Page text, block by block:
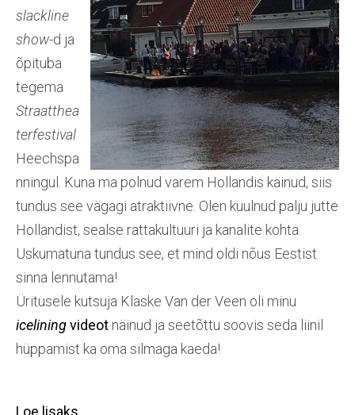
slackline
show-d ja
õpituba
tegema
Straatthea
terfestival
Heechspa
nningul. Kuna ma polnud varem Hollandis käinud, siis
tundus see vägagi atraktiivne. Olen kuulnud palju jutte
Hollandist, sealse rattakultuuri ja kanalite kohta.
Uskumatuna tundus see, et mind oldi nõus Eestist
sinna lennutama!
Üritusele kutsuja Klaske Van der Veen oli minu
iceliningvideot näinud ja seetõttu soovis seda liinil
hüppamist ka oma silmaga kaeda!
Loe lisaks